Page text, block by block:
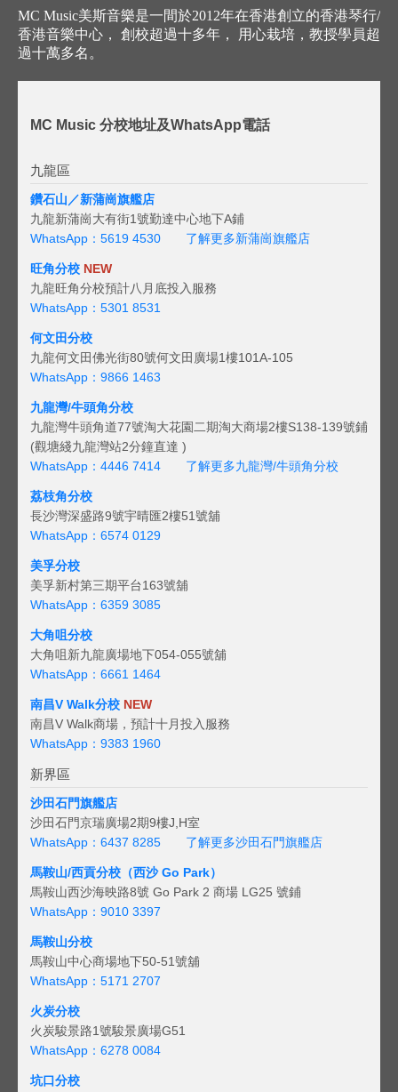
MC Music美斯音樂是一間於2012年在香港創立的香港琴行/
香港音樂中心， 創校超過十多年， 用心栽培，教授學員超
過十萬多名。
MC Music 分校地址及WhatsApp電話
九龍區
鑽石山／新蒲崗旗艦店
九龍新蒲崗大有街1號勤達中心地下A鋪
WhatsApp：5619 4530
了解更多新蒲崗旗艦店
旺角分校 NEW
九龍旺角分校預計八月底投入服務
WhatsApp：5301 8531
何文田分校
九龍何文田佛光街80號何文田廣場1樓101A-105
WhatsApp：9866 1463
九龍灣/牛頭角分校
九龍灣牛頭角道77號淘大花園二期淘大商場2樓S138-139號鋪
(觀塘綫九龍灣站2分鐘直達 )
WhatsApp：4446 7414
了解更多九龍灣/牛頭角分校
荔枝角分校
長沙灣深盛路9號宇晴匯2樓51號舖
WhatsApp：6574 0129
美孚分校
美孚新村第三期平台163號舖
WhatsApp：6359 3085
大角咀分校
大角咀新九龍廣場地下054-055號舖
WhatsApp：6661 1464
南昌V Walk分校 NEW
南昌V Walk商場，預計十月投入服務
WhatsApp：9383 1960
新界區
沙田石門旗艦店
沙田石門京瑞廣場2期9樓J,H室
WhatsApp：6437 8285
了解更多沙田石門旗艦店
馬鞍山/西貢分校（西沙 Go Park）
馬鞍山西沙海映路8號 Go Park 2 商場 LG25 號鋪
WhatsApp：9010 3397
馬鞍山分校
馬鞍山中心商場地下50-51號舖
WhatsApp：5171 2707
火炭分校
火炭駿景路1號駿景廣場G51
WhatsApp：6278 0084
坑口分校